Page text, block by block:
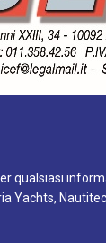
qualsiasi
Yachts,